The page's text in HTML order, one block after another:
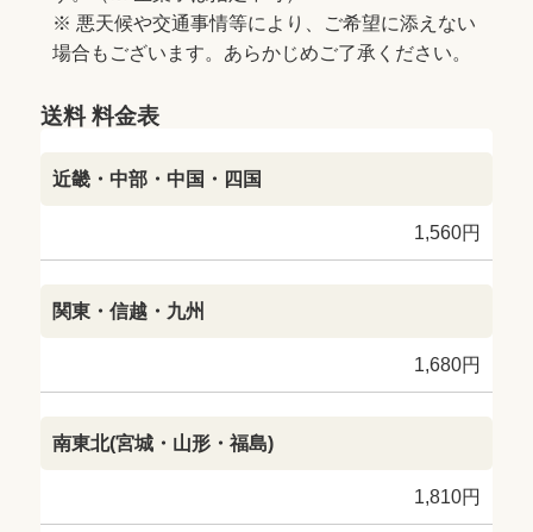
※ 悪天候や交通事情等により、ご希望に添えない
場合もございます。あらかじめご了承ください。
送料 料金表
近畿・中部・中国・四国
1,560円
関東・信越・九州
1,680円
南東北(宮城・山形・福島)
1,810円